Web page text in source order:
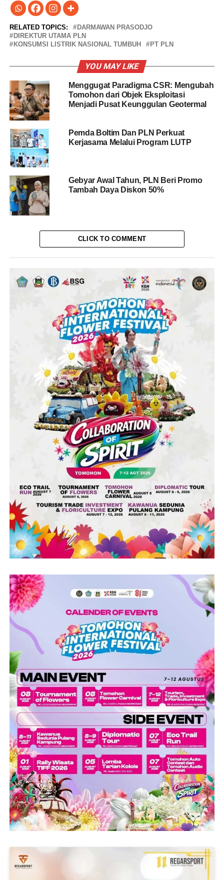
RELATED TOPICS:
DARMAWAN PRASODJO
DIREKTUR UTAMA PLN
KONSUMSI LISTRIK NASIONAL TUMBUH
PT PLN
YOU MAY LIKE
Menggugat Paradigma CSR: Mengubah
Tomohon dari Objek Eksploitasi
Menjadi Pusat Keunggulan Geotermal
Pemda Boltim Dan PLN Perkuat
Kerjasama Melalui Program LUTP
Gebyar Awal Tahun, PLN Beri Promo
Tambah Daya Diskon 50%
CLICK TO COMMENT